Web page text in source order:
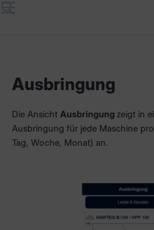
Ausbringung
Die Ansicht Ausbringung zeigt in
Ausbringung für jede Maschine
Tag, Woche, Monat) an.